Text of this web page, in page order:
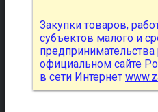
Закупки товаров,
субъектов малого и
официальном сайте
в сети Интернет